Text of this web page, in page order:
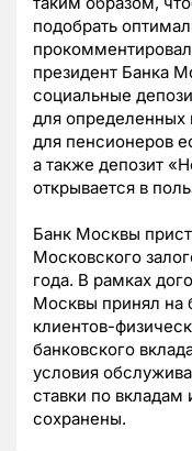
подобрать
президент Банка
социальные
для определенных
для пенсионеров
а также депозит
открывается в
Банк Москвы
Московского
года. В рамках
Москвы принял на
клиентов-
банковского
условия
ставки по
сохранены.